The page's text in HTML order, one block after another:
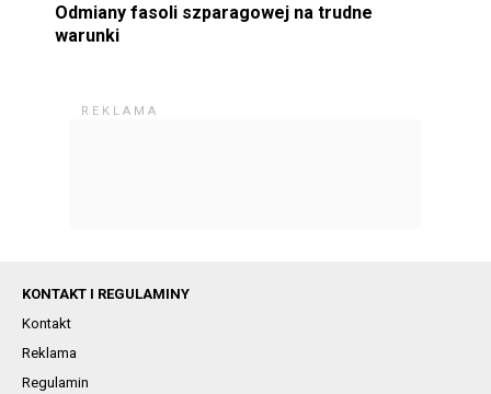
Odmiany fasoli szparagowej na trudne
warunki
KONTAKT I REGULAMINY
Kontakt
Reklama
Regulamin